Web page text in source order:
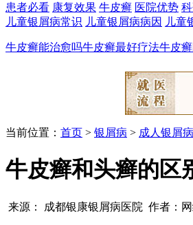
患者必看 康复效果 牛皮癣 医院优势
儿童银屑病常识 儿童银屑病病因 儿童
牛皮癣能治愈吗牛皮癣最好疗法牛皮
当前位置： 首页 > 银屑病 > 成人银屑病
牛皮癣和头癣的区
来源： 成都银康银屑病医院 作者：